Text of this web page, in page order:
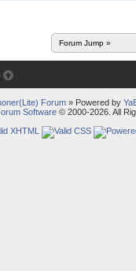
Forum» Powered by
Software© 2000-2026. All